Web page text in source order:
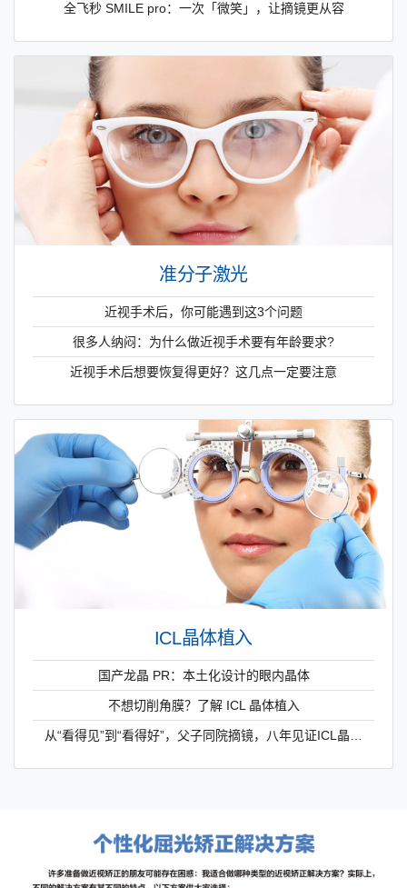
全飞秒 SMILE pro：一次「微笑」，让摘镜更从容
准分子激光
近视手术后，你可能遇到这3个问题
很多人纳闷：为什么做近视手术要有年龄要求?
近视手术后想要恢复得更好？这几点一定要注意
ICL晶体植入
国产龙晶 PR：本土化设计的眼内晶体
不想切削角膜？了解 ICL 晶体植入
从“看得见”到“看得好”，父子同院摘镜，八年见证ICL晶…